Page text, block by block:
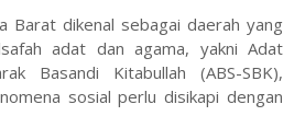
Barat dikenal sebagai daerah yang
adat dan agama, yakni Adat
Basandi Kitabullah (ABS-SBK),
sosial perlu disikapi dengan